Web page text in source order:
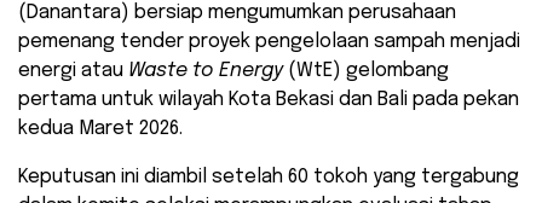
(Danantara) bersiap mengumumkan perusahaan
pemenang tender proyek pengelolaan sampah menjadi
energi atau Waste to Energy(WtE) gelombang
pertama untuk wilayah Kota Bekasi dan Bali pada pekan
kedua Maret 2026.
Keputusan ini diambil setelah 60 tokoh yang tergabung